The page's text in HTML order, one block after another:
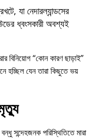
যা নেদারল্যান্ডসের
ধ্বংসকারী অবশ্যই
বিনিয়োগ কোন কারণ ছাড়াই
হচ্ছিল যেন তারা কিছুতে ভয়
সন্দেহজনক পরিস্থিতিতে মারা